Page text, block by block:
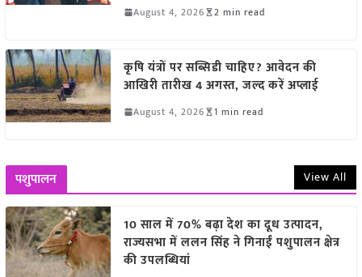
August 4, 2026 2 min read
कृषि यंत्रों पर सब्सिडी चाहिए? आवेदन की
आखिरी तारीख 4 अगस्त, जल्द करें अप्लाई
August 4, 2026 1 min read
पशुपालन View All
10 साल में 70% बढ़ा देश का दूध उत्पादन,
राज्यसभा में ललन सिंह ने गिनाईं पशुपालन क्षेत्र
की उपलब्धियां